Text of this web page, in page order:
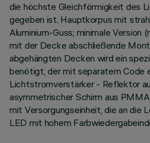
die höchste Gleichförmigkeit des
gegeben ist. Hauptkorpus mit
Aluminium-Guss; minimale Version
mit der Decke abschließende
abgehängten Decken wird ein
benötigt, der mit separatem Code
Lichtstromverstärker - Reflektor
asymmetrischer Schirm aus
mit Versorgungseinheit, die an die
LED mit hohem